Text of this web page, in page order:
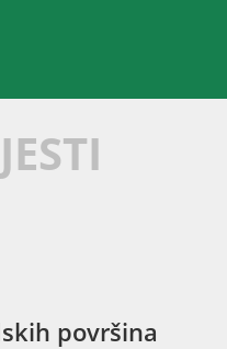
površina